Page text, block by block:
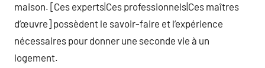
maison. [Ces experts|Ces professionnels|Ces maîtres
d’œuvre] possèdent le savoir-faire et l’expérience
nécessaires pour donner une seconde vie à un
logement.